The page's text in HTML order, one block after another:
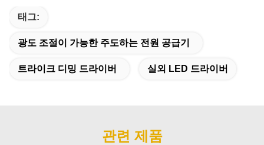
태그:
광도 조절이 가능한 주도하는 전원 공급기
트라이크 디밍 드라이버 실외 LED 드라이버
관련 제품